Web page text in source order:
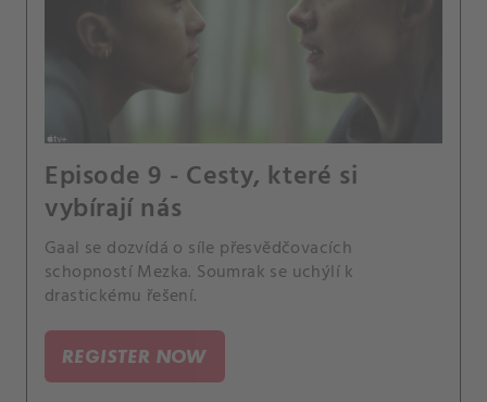
Episode 9 - Cesty, které si
vybírají nás
Gaal se dozvídá o síle přesvědčovacích
schopností Mezka. Soumrak se uchýlí k
drastickému řešení.
REGISTER NOW